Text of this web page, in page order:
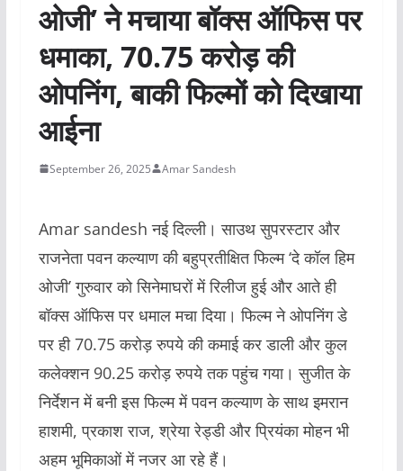
ओजी’ ने मचाया बॉक्स ऑफिस पर
धमाका, 70.75 करोड़ की
ओपनिंग, बाकी फिल्मों को दिखाया
आईना
September 26, 2025 Amar Sandesh
Amar sandesh नई दिल्ली। साउथ सुपरस्टार और
राजनेता पवन कल्याण की बहुप्रतीक्षित फिल्म ‘दे कॉल हिम
ओजी’ गुरुवार को सिनेमाघरों में रिलीज हुई और आते ही
बॉक्स ऑफिस पर धमाल मचा दिया। फिल्म ने ओपनिंग डे
पर ही 70.75 करोड़ रुपये की कमाई कर डाली और कुल
कलेक्शन 90.25 करोड़ रुपये तक पहुंच गया। सुजीत के
निर्देशन में बनी इस फिल्म में पवन कल्याण के साथ इमरान
हाशमी, प्रकाश राज, श्रेया रेड्डी और प्रियंका मोहन भी
अहम भूमिकाओं में नजर आ रहे हैं।